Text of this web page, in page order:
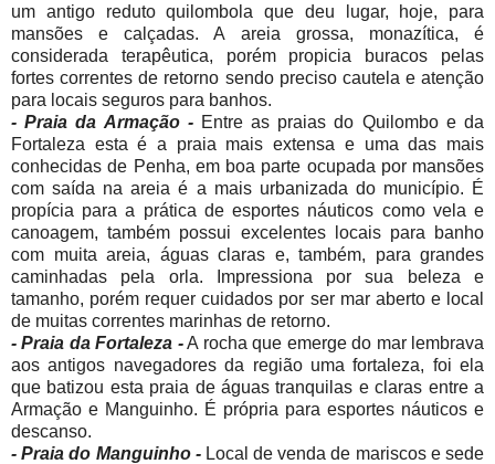
um antigo reduto quilombola que deu lugar, hoje, para
mansões e calçadas. A areia grossa, monazítica, é
considerada terapêutica, porém propicia buracos pelas
fortes correntes de retorno sendo preciso cautela e atenção
para locais seguros para banhos.
- Praia da Armação -Entre as praias do Quilombo e da
Fortaleza esta é a praia mais extensa e uma das mais
conhecidas de Penha, em boa parte ocupada por mansões
com saída na areia é a mais urbanizada do município. É
propícia para a prática de esportes náuticos como vela e
canoagem, também possui excelentes locais para banho
com muita areia, águas claras e, também, para grandes
caminhadas pela orla. Impressiona por sua beleza e
tamanho, porém requer cuidados por ser mar aberto e local
de muitas correntes marinhas de retorno.
- Praia da Fortaleza -A rocha que emerge do mar lembrava
aos antigos navegadores da região uma fortaleza, foi ela
que batizou esta praia de águas tranquilas e claras entre a
Armação e Manguinho. É própria para esportes náuticos e
descanso.
- Praia do Manguinho -Local de venda de mariscos e sede